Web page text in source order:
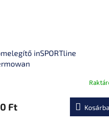
inSPORTline
Ft Kosárba